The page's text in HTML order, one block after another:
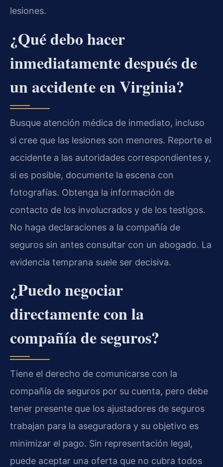
lesiones.
¿Qué debo hacer
inmediatamente después de
un accidente en Virginia?
Busque atención médica de inmediato, incluso
si cree que las lesiones son menores. Reporte el
accidente a las autoridades correspondientes y,
si es posible, documente la escena con
fotografías. Obtenga la información de
contacto de los involucrados y de los testigos.
No haga declaraciones a la compañía de
seguros sin antes consultar con un abogado. La
evidencia temprana suele ser decisiva.
¿Puedo negociar
directamente con la
compañía de seguros?
Tiene el derecho de comunicarse con la
compañía de seguros por su cuenta, pero debe
tener presente que los ajustadores de seguros
trabajan para la aseguradora y su objetivo es
minimizar el pago. Sin representación legal,
puede aceptar una oferta que no cubra todos